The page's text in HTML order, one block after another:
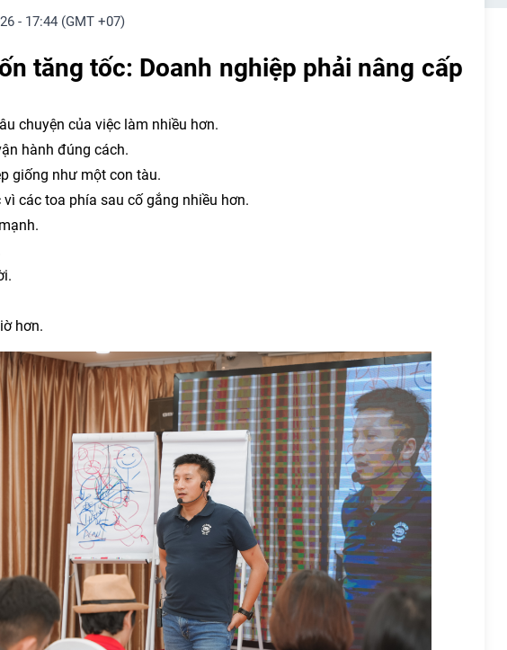
- 17:44 (GMT +07)
tăng tốc: Doanh nghiệp phải nâng cấp
chuyện của việc làm nhiều hơn.
hành đúng cách.
giống như một con tàu.
các toa phía sau cố gắng nhiều hơn.
hơn.